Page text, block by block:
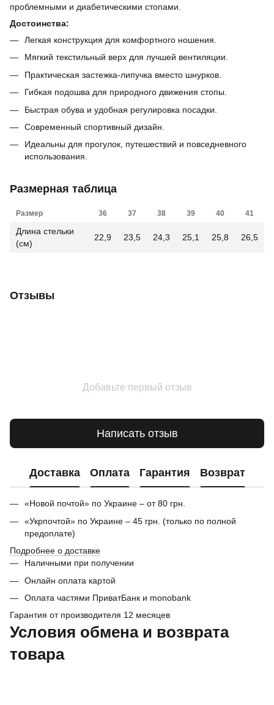
проблемными и диабетическими стопами.
Достоинства:
Легкая конструкция для комфортного ношения.
Мягкий текстильный верх для лучшей вентиляции.
Практическая застежка-липучка вместо шнурков.
Гибкая подошва для природного движения стопы.
Быстрая обува и удобная регулировка посадки.
Современный спортивный дизайн.
Идеальны для прогулок, путешествий и повседневного
использования.
Размерная таблица
Размер 36 37 38 39 40 41
Длина стельки
(см)
22,9 23,5 24,3 25,1 25,8 26,5
Отзывы
Добавьте первый отзыв
Написать отзыв
Доставка Оплата Гарантия Возврат
«Новой почтой» по Украине – от 80 грн.
«Укрпочтой» по Украине – 45 грн. (только по полной
предоплате)
Подробнее о доставке
Наличными при получении
Онлайн оплата картой
Оплата частями ПриватБанк и monobank
Гарантия от производителя 12 месяцев
Условия обмена и возврата
товара